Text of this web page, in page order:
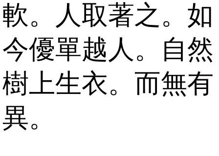
軟。人取著之。如
今優單越人。自然
樹上生衣。而無有
異。